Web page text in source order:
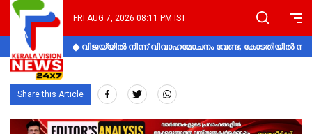
FRI AUG 7, 2026 08:11 PM IST
വിജയ്‌യിൽ നിന്ന് വിവാഹമോചനം വേണ്ട; കോടതിയിൽ
Share this Article